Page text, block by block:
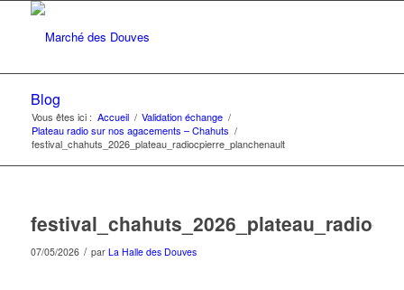
Blog
Vous êtes ici : Accueil / Validation échange /
Plateau radio sur nos agacements – Chahuts /
festival_chahuts_2026_plateau_radiocpierre_planchenault
07/05/2026 / par La Halle des Douves